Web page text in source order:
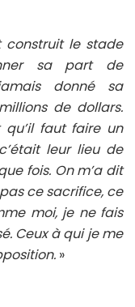
construit le stade
sa part de
donné sa
de dollars.
qu’il faut faire un
leur lieu de
fois. On m’a dit
ce sacrifice, ce
moi, je ne fais
Ceux à qui je me
»